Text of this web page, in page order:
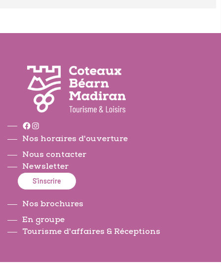
Facebook
Instagram
Nos horaires d'ouverture
Nous contacter
Newsletter
S'inscrire
Nos brochures
En groupe
Tourisme d'affaires & Réceptions